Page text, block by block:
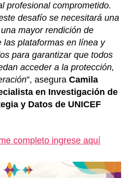
profesional comprometido.
desafío se necesitará una
mayor rendición de
las plataformas en línea y
para garantizar que todos
acceder a la protección,
”, asegura Camila
en Investigación de
y Datos de UNICEF
completo ingrese aquí